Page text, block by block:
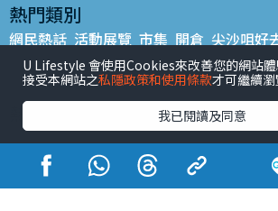
熱門類別
網民熱話 活動展覽 市集 開倉 尖沙咀好
銅鑼灣好去處 元朗好去處 荃灣好去處
餐廳情報 戶外郊遊
熱門標籤
#UGO搵好去處 #人氣活動推介 #美食社
#親子玩樂好去處
#ULifestyle應用程式
#UJetso禮物放送
#ULifestyle商戶中心
U Lifestyle 會使用Cookies來改善您的網站
接受本網站之私隱政策和使用條款才可繼續瀏
我已閱讀及同意